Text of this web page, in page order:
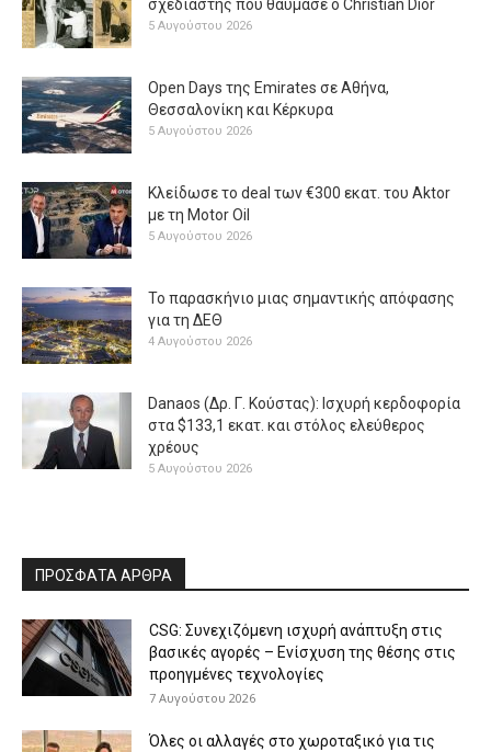
σχεδιαστής που θαύμασε ο Christian Dior
5 Αυγούστου 2026
Open Days της Emirates σε Αθήνα,
Θεσσαλονίκη και Κέρκυρα
5 Αυγούστου 2026
Κλείδωσε το deal των €300 εκατ. του Aktor
με τη Μotor Oil
5 Αυγούστου 2026
Το παρασκήνιο μιας σημαντικής απόφασης
για τη ΔΕΘ
4 Αυγούστου 2026
Danaos (Δρ. Γ. Κούστας): Ισχυρή κερδοφορία
στα $133,1 εκατ. και στόλος ελεύθερος
χρέους
5 Αυγούστου 2026
ΠΡΟΣΦΑΤΑ ΑΡΘΡΑ
CSG: Συνεχιζόμενη ισχυρή ανάπτυξη στις
βασικές αγορές – Ενίσχυση της θέσης στις
προηγμένες τεχνολογίες
7 Αυγούστου 2026
Όλες οι αλλαγές στο χωροταξικό για τις